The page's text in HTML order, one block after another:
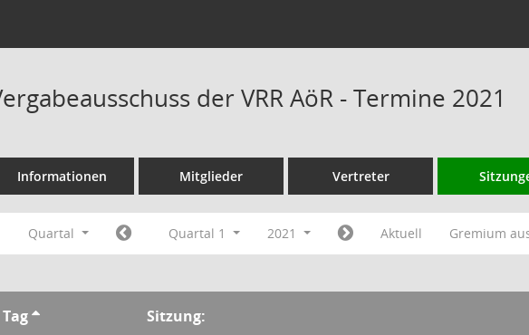
der VRR AöR - Termine 2021
Informationen Mitglieder Vertreter
Quartal Quartal 1 2021 Aktuell Gremium
Tag Sitzung: